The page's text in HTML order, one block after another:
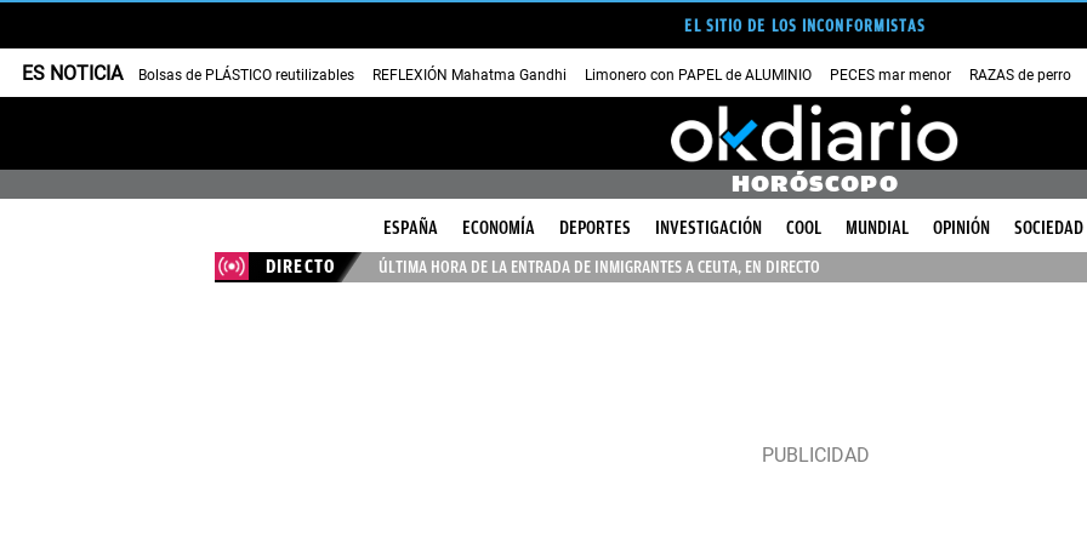
EL SITIO DE LOS INCONFORMISTAS
ES NOTICIA Bolsas de PLÁSTICO reutilizables REFLEXIÓN Mahatma Gandhi Limonero con PAPEL de ALUMINIO PECES mar menor RAZAS de perro
HORÓSCOPO
ESPAÑA ECONOMÍA DEPORTES INVESTIGACIÓN COOL MUNDIAL OPINIÓN SOCIEDAD
DIRECTO
ÚLTIMA HORA DE LA ENTRADA DE INMIGRANTES A CEUTA, EN DIRECTO